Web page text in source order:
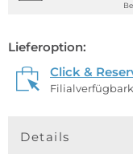
Lieferoption:
Click &
Details